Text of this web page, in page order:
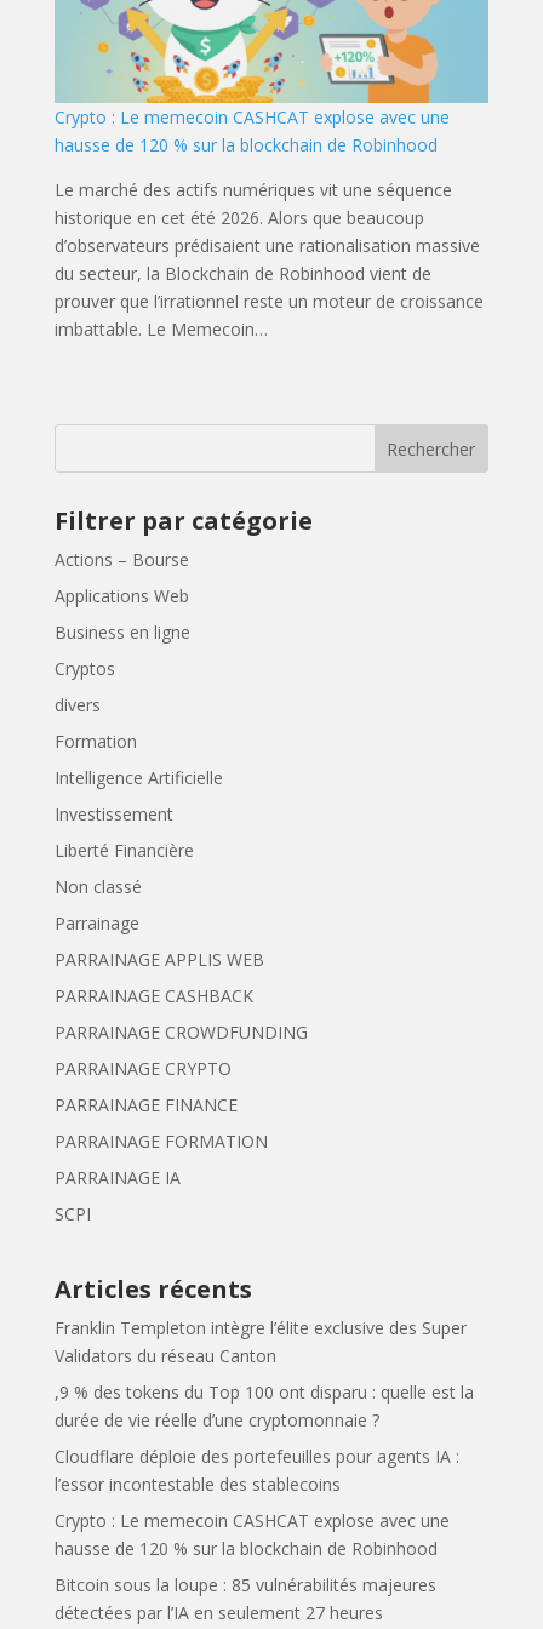
Crypto : Le memecoin CASHCAT explose avec une
hausse de 120 % sur la blockchain de Robinhood
Le marché des actifs numériques vit une séquence
historique en cet été 2026. Alors que beaucoup
d’observateurs prédisaient une rationalisation massive
du secteur, la Blockchain de Robinhood vient de
prouver que l’irrationnel reste un moteur de croissance
imbattable. Le Memecoin…
Rechercher
Filtrer par catégorie
Actions – Bourse
Applications Web
Business en ligne
Cryptos
divers
Formation
Intelligence Artificielle
Investissement
Liberté Financière
Non classé
Parrainage
PARRAINAGE APPLIS WEB
PARRAINAGE CASHBACK
PARRAINAGE CROWDFUNDING
PARRAINAGE CRYPTO
PARRAINAGE FINANCE
PARRAINAGE FORMATION
PARRAINAGE IA
SCPI
Articles récents
Franklin Templeton intègre l’élite exclusive des Super
Validators du réseau Canton
,9 % des tokens du Top 100 ont disparu : quelle est la
durée de vie réelle d’une cryptomonnaie ?
Cloudflare déploie des portefeuilles pour agents IA :
l’essor incontestable des stablecoins
Crypto : Le memecoin CASHCAT explose avec une
hausse de 120 % sur la blockchain de Robinhood
Bitcoin sous la loupe : 85 vulnérabilités majeures
détectées par l’IA en seulement 27 heures